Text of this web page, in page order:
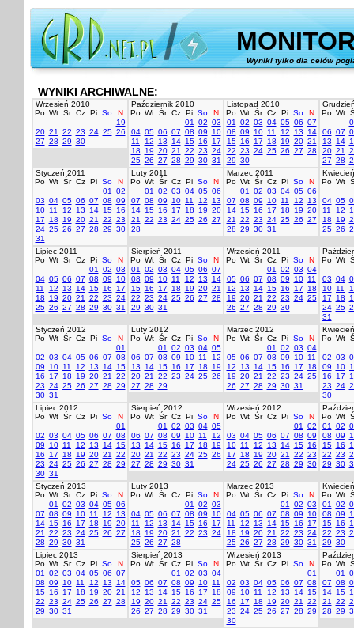
Wyniki tylko dla celów
WYNIKI ARCHIWALNE:
Wrzesień 2010
Po Wt Śr Cz Pi So
N
19
20 21 22 23 24 25 26
27 28 29 30
Październik 2010
Po Wt Śr Cz Pi So
N
01
02 03
04 05 06 07 08 09
10
11
12 13 14 15 16
17
18
19 20 21 22 23 24
25 26 27 28 29 30 31
Listopad 2010
Po Wt Śr Cz Pi So
N
01
02 03 04 05 06 07
08 09 10 11 12 13
14
15 16 17 18 19 20 21
22 23 24 25 26 27 28
29 30
Po Wt
06 07
13
14
20 21
27 28
Styczeń 2011
Po Wt Śr Cz Pi So
N
01
02
03 04 05 06 07 08 09
10 11 12 13 14 15 16
17
18 19 20 21 22 23
24 25 26 27 28 29 30
31
Luty 2011
Po Wt Śr Cz Pi So
N
01
02 03 04 05 06
07 08 09 10 11 12
13
14 15 16 17 18 19 20
21
22 23 24 25 26 27
28
Marzec 2011
Po Wt Śr Cz Pi So
N
01
02 03 04 05 06
07 08 09 10 11 12
13
14 15 16 17 18 19 20
21
22 23 24 25 26 27
28 29 30 31
Po Wt
04 05
11
12
18
19
25 26
Lipiec 2011
Po Wt Śr Cz Pi So
N
01
02 03
04 05 06 07 08 09
10
11
12 13 14 15 16
17
18
19 20 21 22 23 24
25 26 27 28 29 30 31
Sierpień 2011
Po Wt Śr Cz Pi So
N
01
02 03 04 05 06 07
08 09 10 11 12 13
14
15 16 17 18 19 20 21
22 23 24 25 26 27 28
29 30 31
Wrzesień 2011
Po Wt Śr Cz Pi So
N
01
02 03 04
05 06 07 08 09 10 11
12
13 14 15 16 17
18
19 20 21 22 23 24 25
26 27 28 29 30
Po Wt
03 04
10 11
17
18
24 25
31
Styczeń 2012
Po Wt Śr Cz Pi So
N
01
02 03 04 05 06 07 08
09
10 11 12 13 14 15
16
17 18 19 20 21
22
23 24 25 26 27 28 29
30 31
Luty 2012
Po Wt Śr Cz Pi So
N
01
02 03 04 05
06 07 08 09 10 11
12
13
14 15 16 17 18
19
20 21 22 23 24 25 26
27 28 29
Marzec 2012
Po Wt Śr Cz Pi So
N
01
02 03 04
05 06 07 08 09 10 11
12
13 14 15 16 17
18
19 20 21 22 23 24 25
26 27 28 29 30 31
Po Wt
02 03
09
10
16
17
23 24
30
Lipiec 2012
Po Wt Śr Cz Pi So
N
01
02 03 04 05 06 07 08
09
10 11 12 13 14 15
16
17 18 19 20 21
22
23 24 25 26 27 28 29
30 31
Sierpień 2012
Po Wt Śr Cz Pi So
N
01
02 03 04 05
06 07 08 09 10 11
12
13
14 15 16 17 18
19
20 21 22 23 24 25 26
27 28 29 30 31
Wrzesień 2012
Po Wt Śr Cz Pi So
N
01
02
03 04 05 06 07 08 09
10 11 12 13 14 15 16
17
18 19 20 21 22 23
24 25 26 27 28 29 30
Po Wt
01
02
08 09
15 16
22 23
29 30
Styczeń 2013
Po Wt Śr Cz Pi So
N
01
02 03 04 05 06
07 08 09 10 11 12
13
14 15 16 17 18 19 20
21
22 23 24 25 26 27
28 29 30 31
Luty 2013
Po Wt Śr Cz Pi So
N
01
02 03
04 05 06 07 08 09
10
11
12 13 14 15 16
17
18
19 20 21 22 23 24
25 26 27 28
Marzec 2013
Po Wt Śr Cz Pi So
N
01
02 03
04 05 06 07 08 09
10
11
12 13 14 15 16
17
18
19 20 21 22 23 24
25 26 27 28 29 30 31
Po Wt
01
02
08 09
15 16
22 23
29 30
Lipiec 2013
Po Wt Śr Cz Pi So
N
01
02 03 04 05 06 07
08 09 10 11 12 13
14
15 16 17 18 19 20 21
22 23 24 25 26 27 28
29 30 31
Sierpień 2013
Po Wt Śr Cz Pi So
N
01
02 03 04
05 06 07 08 09 10 11
12
13 14 15 16 17
18
19 20 21 22 23 24 25
26 27 28 29 30 31
Wrzesień 2013
Po Wt Śr Cz Pi So
N
01
02 03 04 05 06 07 08
09
10 11 12 13 14 15
16
17 18 19 20 21
22
23 24 25 26 27 28 29
30
Po Wt
01
07 08
14 15
21
22
28 29